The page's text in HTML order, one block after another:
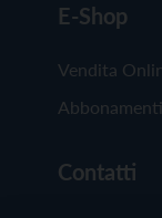
E-Shop
Vendita
Abbonamenti
Contatti